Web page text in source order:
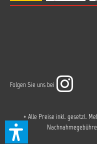
Folgen Sie uns bei
* Alle Preise inkl. gesetzl.